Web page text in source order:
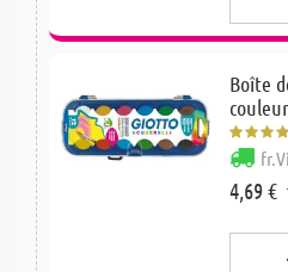
Boîte
4,69 €